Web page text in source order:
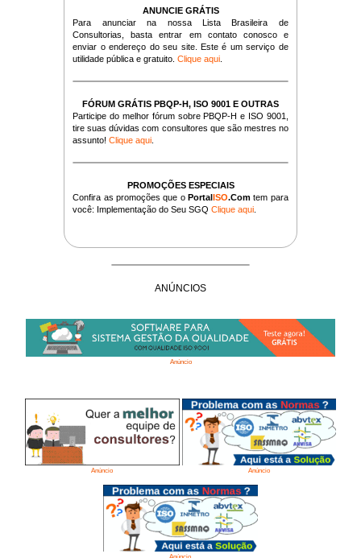
ANUNCIE GRÁTIS
Para anunciar na nossa Lista Brasileira de
Consultorias, basta entrar em contato conosco e
enviar o endereço do seu site. Este é um serviço de
utilidade pública e gratuito.Clique aqui
FÓRUM GRÁTIS PBQP-H, ISO 9001 E OUTRAS
Participe do melhor fórum sobre PBQP-H e ISO 9001,
tire suas dúvidas com consultores que são mestres no
assunto!Clique aqui
PROMOÇÕES ESPECIAIS
Confira as promoções que oPortalISO.Com tem para
você: Implementação do Seu SGQClique aqui
ANÚNCIOS
Anúncio
Anúncio Anúncio
Anúncio